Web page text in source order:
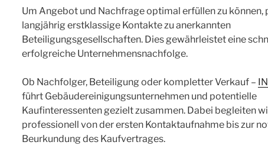
Um Angebot und Nachfrage optimal erfüllen zu können,
langjährig erstklassige Kontakte zu anerkannten
Beteiligungsgesellschaften. Dies gewährleistet eine
erfolgreiche Unternehmensnachfolge.
Ob Nachfolger, Beteiligung oder kompletter Verkauf –
führt Gebäudereinigungsunternehmen und potentielle
Kaufinteressenten gezielt zusammen. Dabei begleiten
professionell von der ersten Kontaktaufnahme bis zur
Beurkundung des Kaufvertrages.